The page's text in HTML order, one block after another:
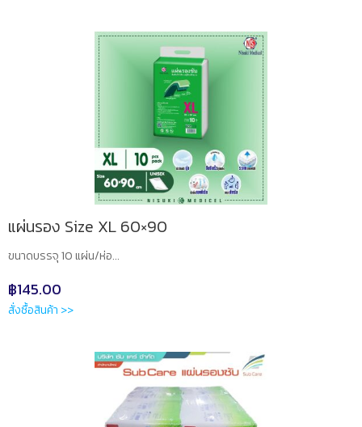
แผ่นรอง Size XL 60×90
ขนาดบรรจุ 10 แผ่น/ห่อ...
฿145.00
สั่งซื้อสินค้า >>